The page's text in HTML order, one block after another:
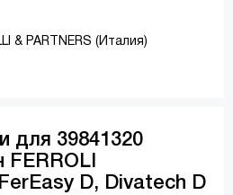
& PARTNERS (Италия)
для 39841320
FERROLI
D, Divatech D